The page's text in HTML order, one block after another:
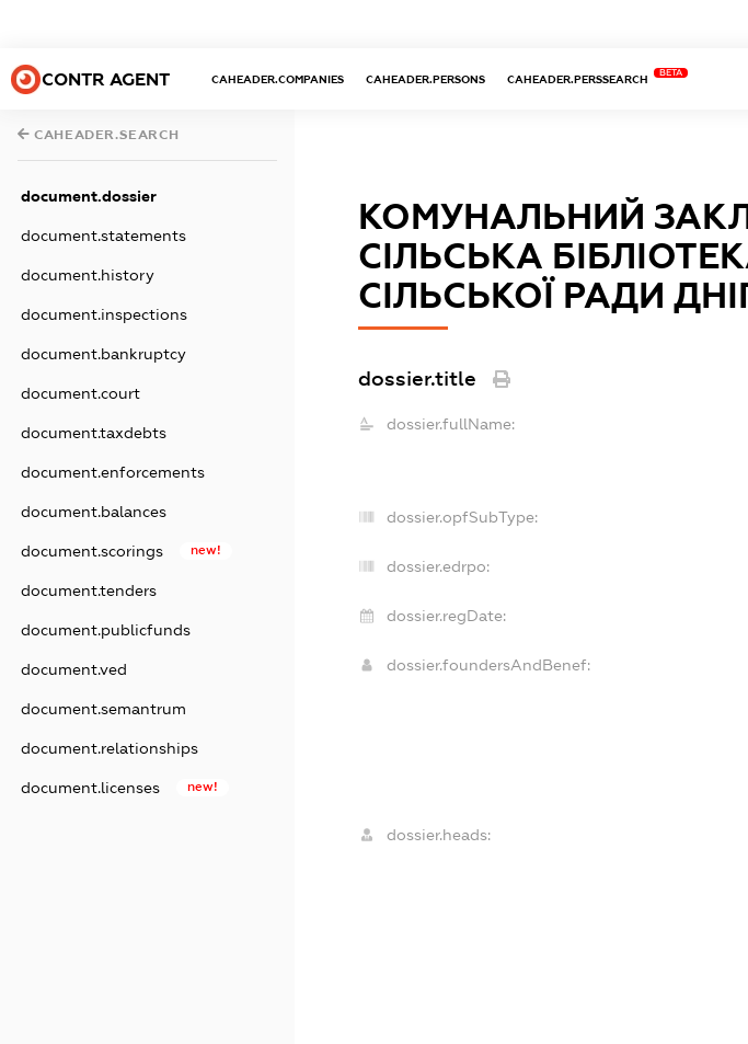
CONTR AGENT CAHEADER.COMPANIES CAHEADER.PERSONS CAHEADER.PERSSEARCH
BETA
CAHEADER.SEARCH
document.dossier
document.statements
document.history
document.inspections
document.bankruptcy
document.court
document.taxdebts
document.enforcements
document.balances
document.scorings new!
document.tenders
document.publicfunds
document.ved
document.semantrum
document.relationships
document.licenses new!
КОМУНАЛЬНИЙ
СІЛЬСЬКА
СІЛЬСЬКОЇ РАДИ
dossier.title
dossier.fullName:
dossier.opfSubType:
dossier.edrpo:
dossier.regDate:
dossier.foundersAndBenef:
dossier.heads: